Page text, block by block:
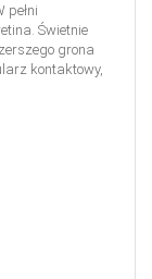
Świetnie
grona
kontaktowy,